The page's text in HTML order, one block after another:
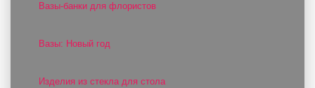
Вазы-банки для флористов
Вазы: Новый год
Изделия из стекла для стола